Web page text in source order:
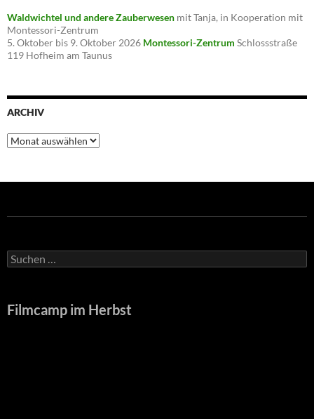
Waldwichtel und andere Zauberwesen mit Tanja, in Kooperation mit
Montessori-Zentrum
5. Oktober bis 9. Oktober 2026 Montessori-Zentrum Schlossstraße
119 Hofheim am Taunus
ARCHIV
Archiv
Suche
nach:
Filmcamp im Herbst